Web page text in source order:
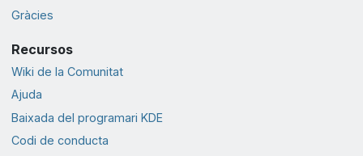
Gràcies
Recursos
Wiki de la Comunitat
Ajuda
Baixada del programari KDE
Codi de conducta